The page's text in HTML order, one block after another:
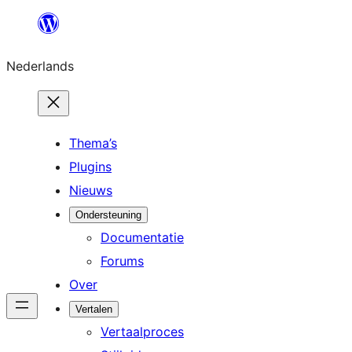
de
inhoud
Nederlands
Thema’s
Plugins
Nieuws
Ondersteuning
Documentatie
Forums
Over
Vertalen
Vertaalproces